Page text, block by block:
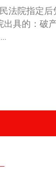
指定后凭
具的：破